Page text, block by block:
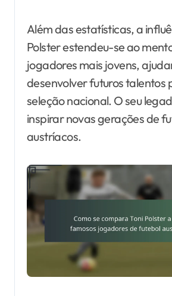
Além das estatísticas, a
Polster estendeu-se ao
jogadores mais jovens,
desenvolver futuros talentos
seleção nacional. O seu
inspirar novas gerações de
austríacos.